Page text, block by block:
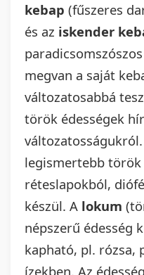
kebap (fűszeres
és az iskender
megvan a saját
változatosabbá
török édességek
legismertebb török
réteslapokból,
készül. A lokum
népszerű édesség
kapható, pl. rózsa,
ízekben. Az